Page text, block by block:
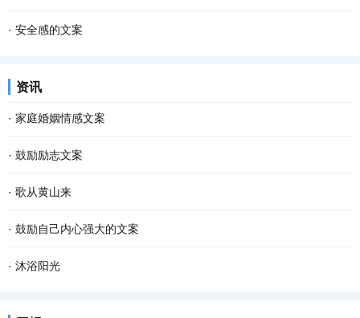
· 安全感的文案
资讯
· 家庭婚姻情感文案
· 鼓励励志文案
· 歌从黄山来
· 鼓励自己内心强大的文案
· 沐浴阳光